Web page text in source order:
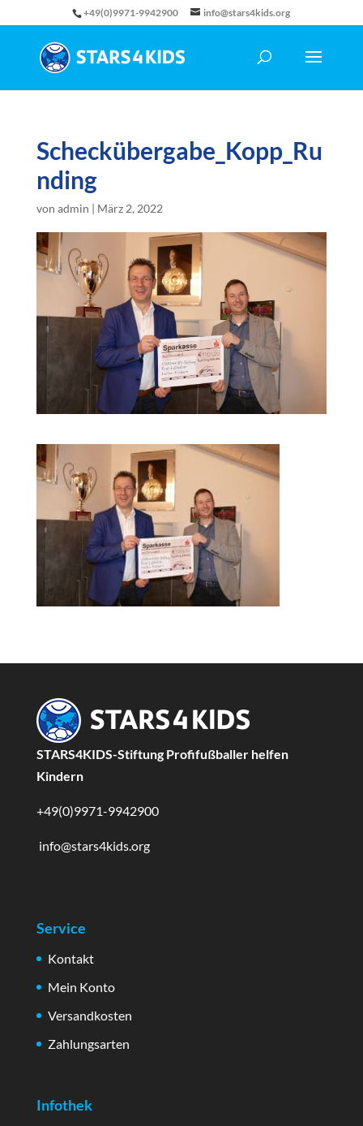
+49(0)9971-9942900 info@stars4kids.org
Scheckübergabe_Kopp_Ru
nding
von admin | März 2, 2022
STARS4KIDS-Stiftung Profifußballer helfen
Kindern
+49(0)9971-9942900
info@stars4kids.org
Service
Kontakt
Mein Konto
Versandkosten
Zahlungsarten
Infothek